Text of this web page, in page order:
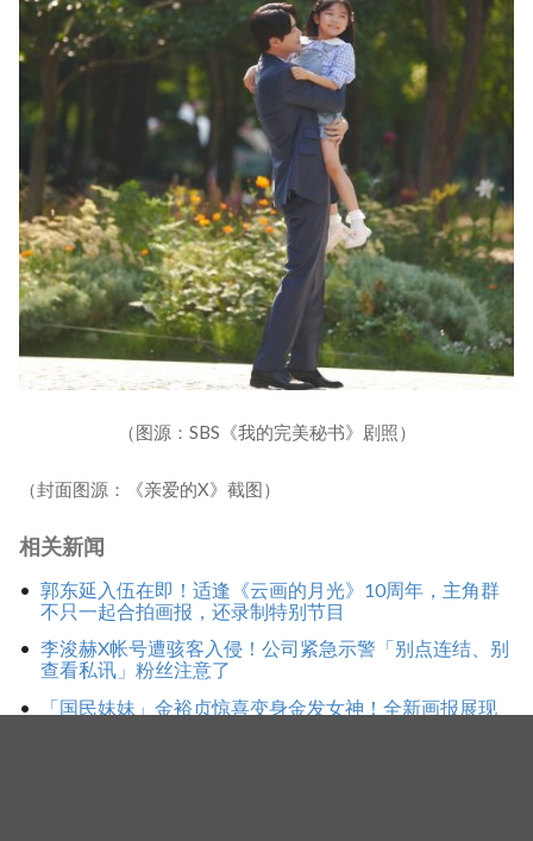
（图源：SBS《我的完美秘书》剧照）
（封面图源：《亲爱的X》截图）
相关新闻
郭东延入伍在即！适逢《云画的月光》10周年，主角群
不只一起合拍画报，还录制特别节目
李浚赫X帐号遭骇客入侵！公司紧急示警「别点连结、别
查看私讯」粉丝注意了
「国民妹妹」金裕贞惊喜变身金发女神！全新画报展现